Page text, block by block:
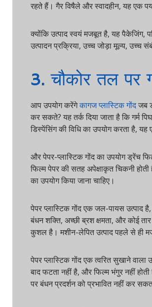
रहते हैं। गैर विषैले और स्वादहीन, यह एक
क्योंकि उत्पाद स्वयं मजबूत है, यह पैकेजिंग,
उत्पादन प्रक्रिया, उच्च जोड़ा मूल्य, उच्च
3. चौकोर तल पर
आप उपयोग करेंगेकागज प्लास्टिक गोंदजब ड्रेंच
कर सकते? यह तर्क दिया जाता है कि गर्म
डिस्पेंसिंग की विधि का उपयोग करता है, यह
और पेपर-प्लास्टिक गोंद का उपयोग ड्रेंच
फिल्म पेपर की सतह अपेक्षाकृत चिकनी होती है,
का उपयोग किया जाना चाहिए।
पेपर प्लास्टिक गोंद एक जल-पायस उत्पाद है,
बंधन शक्ति, अच्छी ब्रश क्षमता, और कोई तार
कुशल है। मशीन-लेपित उत्पाद पहले से ही
पेपर प्लास्टिक गोंद एक त्वरित सुखाने वाला
बाद फटता नहीं है, और फिल्म भंगुर नहीं होती
पर बंधन प्रदर्शन को प्रभावित नहीं कर सकता